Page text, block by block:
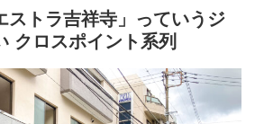
ストラ吉祥寺」っていうジ
クロスポイント系列